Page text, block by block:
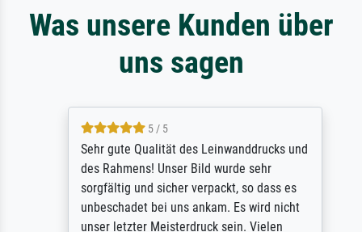
Was unsere Kunden über
uns sagen
5 / 5
Sehr gute Qualität des Leinwanddrucks und
des Rahmens! Unser Bild wurde sehr
sorgfältig und sicher verpackt, so dass es
unbeschadet bei uns ankam. Es wird nicht
unser letzter Meisterdruck sein. Vielen